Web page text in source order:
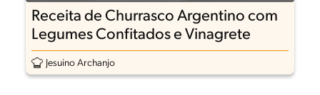
Receita de Churrasco Argentino com
Legumes Confitados e Vinagrete
Jesuino Archanjo